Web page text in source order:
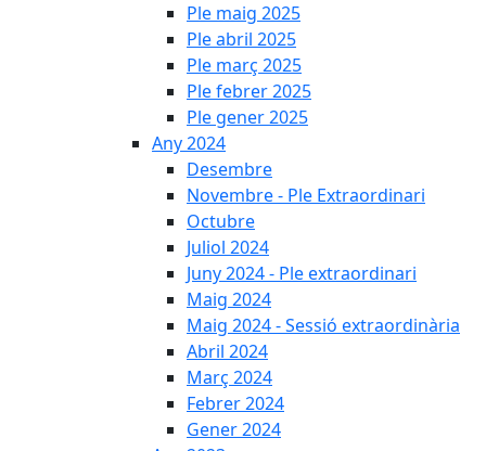
Ple maig 2025
Ple abril 2025
Ple març 2025
Ple febrer 2025
Ple gener 2025
Any 2024
Desembre
Novembre - Ple Extraordinari
Octubre
Juliol 2024
Juny 2024 - Ple extraordinari
Maig 2024
Maig 2024 - Sessió extraordinària
Abril 2024
Març 2024
Febrer 2024
Gener 2024